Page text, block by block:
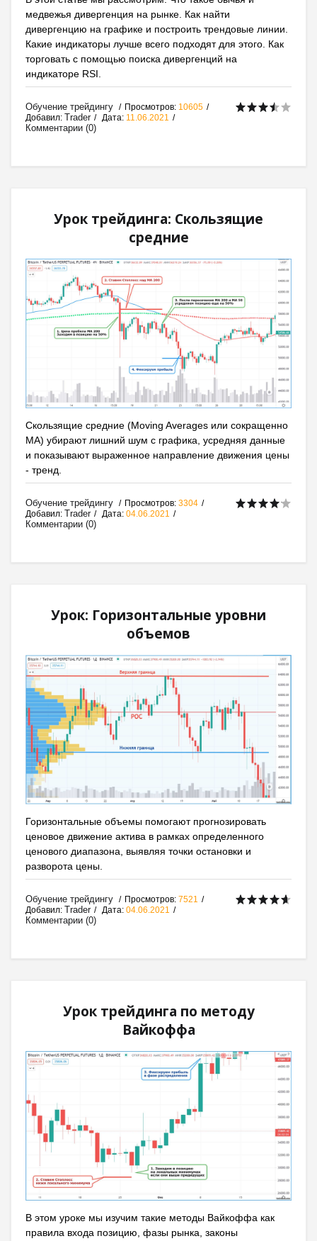
медвежья дивергенция на рынке. Как найти
дивергенцию на графике и построить трендовые линии.
Какие индикаторы лучше всего подходят для этого. Как
торговать с помощью поиска дивергенций на
индикаторе RSI.
Обучение трейдингу Просмотров: 10605
Добавил: Trader Дата: 11.06.2021
Комментарии (0)
Урок трейдинга: Скользящие
средние
Скользящие средние (Moving Averages или сокращенно
MA) убирают лишний шум с графика, усредняя данные
и показывают выраженное направление движения цены
- тренд.
Обучение трейдингу Просмотров: 3304
Добавил: Trader Дата: 04.06.2021
Комментарии (0)
Урок: Горизонтальные уровни
объемов
Горизонтальные объемы помогают прогнозировать
ценовое движение актива в рамках определенного
ценового диапазона, выявляя точки остановки и
разворота цены.
Обучение трейдингу Просмотров: 7521
Добавил: Trader Дата: 04.06.2021
Комментарии (0)
Урок трейдинга по методу
Вайкоффа
В этом уроке мы изучим такие методы Вайкоффа как
правила входа позицию, фазы рынка, законы